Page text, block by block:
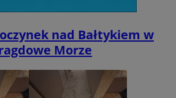
nad Bałtykiem w
Morze